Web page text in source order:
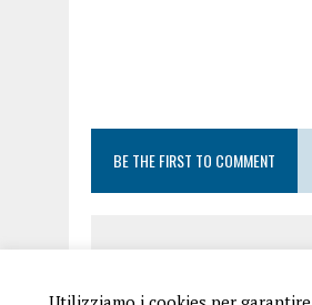
BE THE FIRST TO COMMENT